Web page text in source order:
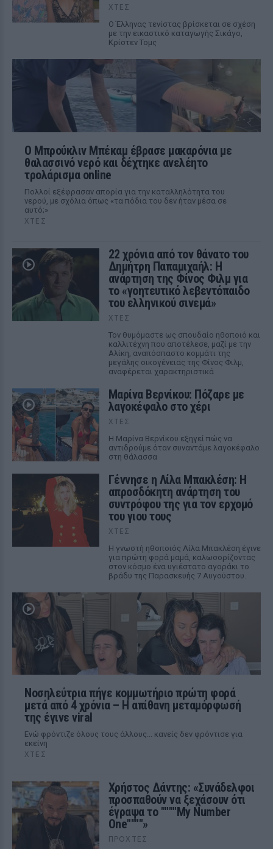
ΧΤΕΣ
Ο Έλληνας τενίστας βρίσκεται σε σχέση
με την εικαστικό καταγωγής Σικάγο,
Κρίστεν Τομς
Ο Μπρούκλιν Μπέκαμ έβρασε μακαρόνια με
θαλασσινό νερό και δέχτηκε ανελέητο
τρολάρισμα online
Πολλοί εξέφρασαν απορία για την καταλληλότητα του
νερού, με σχόλια όπως «τα πόδια του δεν ήταν μέσα σε
αυτό;»
ΧΤΕΣ
22 χρόνια από τον θάνατο του
Δημήτρη Παπαμιχαήλ: Η
ανάρτηση της Φίνος Φιλμ για
το «γοητευτικό λεβεντόπαιδο
του ελληνικού σινεμά»
ΧΤΕΣ
Τον θυμόμαστε ως σπουδαίο ηθοποιό και
καλλιτέχνη που αποτέλεσε, μαζί με την
Αλίκη, αναπόσπαστο κομμάτι της
μεγάλης οικογένειας της Φίνος Φιλμ,
αναφέρεται χαρακτηριστικά
Μαρίνα Βερνίκου: Πόζαρε με
λαγοκέφαλο στο χέρι
ΧΤΕΣ
Η Μαρίνα Βερνίκου εξηγεί πώς να
αντιδρούμε όταν συναντάμε λαγοκέφαλο
στη θάλασσα
Γέννησε η Λίλα Μπακλέση: Η
απροσδόκητη ανάρτηση του
συντρόφου της για τον ερχομό
του γιου τους
ΧΤΕΣ
Η γνωστή ηθοποιός Λίλα Μπακλέση έγινε
για πρώτη φορά μαμά, καλωσορίζοντας
στον κόσμο ένα υγιέστατο αγοράκι το
βράδυ της Παρασκευής 7 Αυγούστου.
Νοσηλεύτρια πήγε κομμωτήριο πρώτη φορά
μετά από 4 χρόνια – Η απίθανη μεταμόρφωσή
της έγινε viral
Ενώ φρόντιζε όλους τους άλλους... κανείς δεν φρόντισε για
εκείνη
ΧΤΕΣ
Χρήστος Δάντης: «Συνάδελφοι
προσπαθούν να ξεχάσουν ότι
έγραψα το """"My Number
One""""»
ΠΡΟΧΤΈΣ